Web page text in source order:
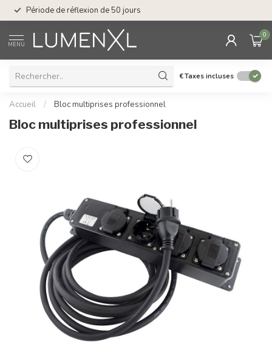
Période de réflexion de 50 jours
MENU
0
€Taxes incluses
Accueil / Bloc multiprises professionnel
Bloc multiprises professionnel